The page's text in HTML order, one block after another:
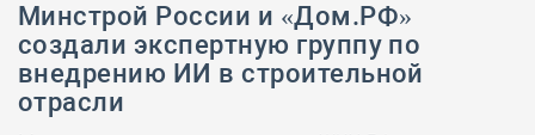
Минстрой России и «Дом.РФ»
создали экспертную группу по
внедрению ИИ в строительной
отрасли